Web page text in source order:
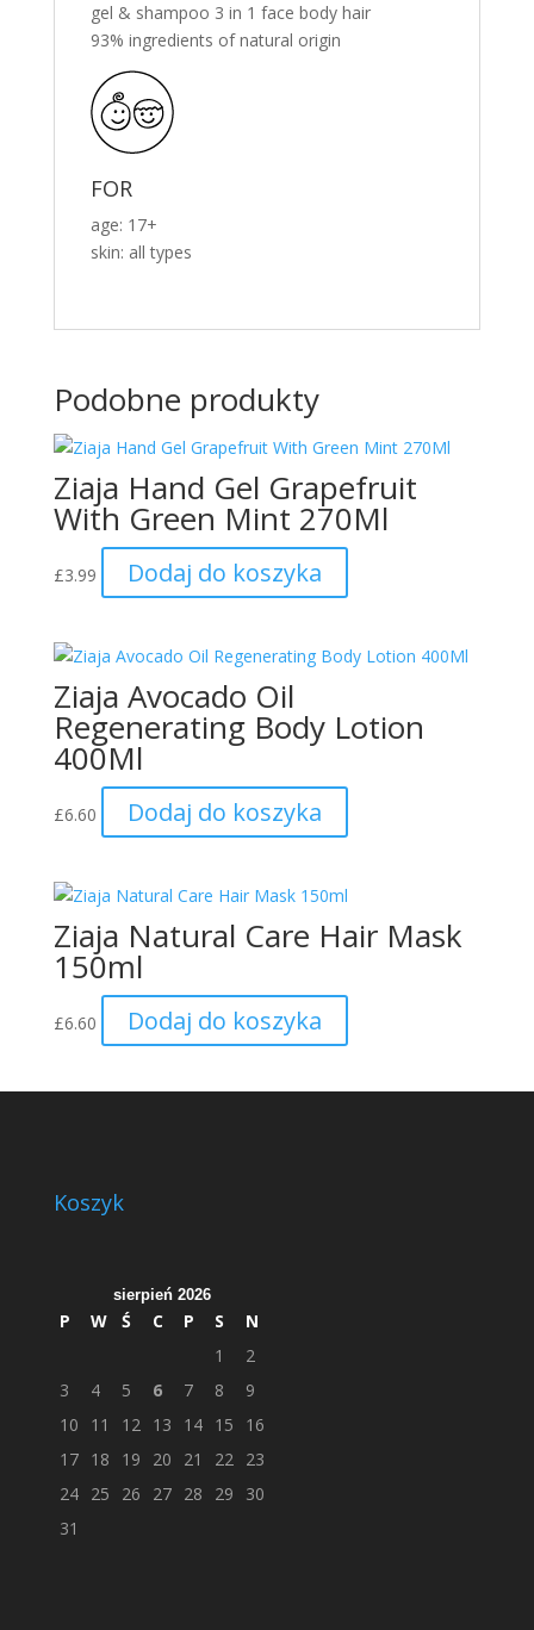
gel & shampoo 3 in 1 face body hair
93% ingredients of natural origin
FOR
age: 17+
skin: all types
Podobne produkty
Ziaja Hand Gel Grapefruit
With Green Mint 270Ml
£3.99 Dodaj do koszyka
Ziaja Avocado Oil
Regenerating Body Lotion
400Ml
£6.60 Dodaj do koszyka
Ziaja Natural Care Hair Mask
150ml
£6.60 Dodaj do koszyka
Koszyk
sierpień 2026
P W Ś C P S
N
1
2
3
4 5 6 7 8
9
10
11 12 13 14 15
16
17 18 19 20 21 22 23
24 25 26 27 28 29
30
31